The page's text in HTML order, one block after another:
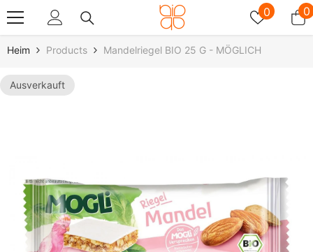
0 00
Heim Products Mandelriegel BIO 25 G - MÖGLICH
Ausverkauft